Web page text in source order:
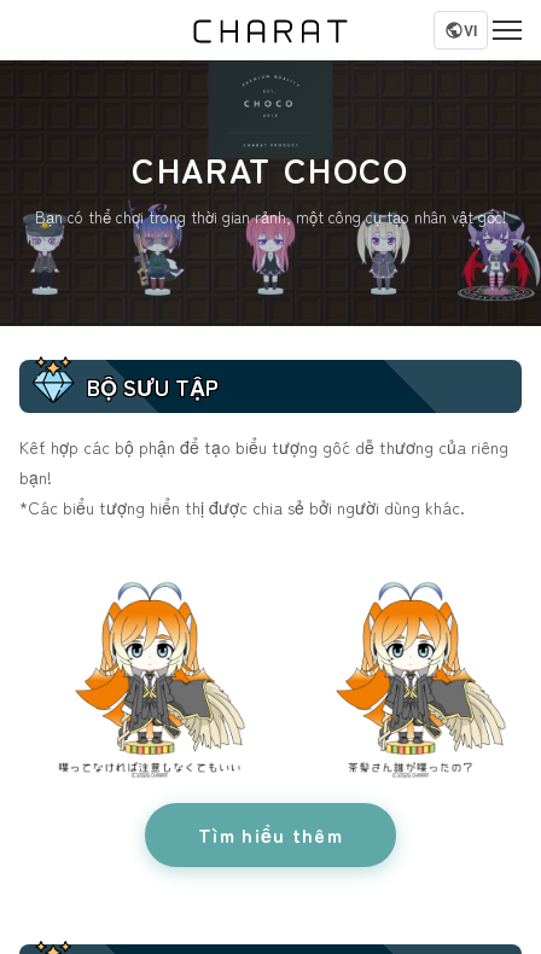
VI
CHARAT CHOCO
Bạn có thể chơi trong thời gian rảnh, một công cụ tạo nhân vật gốc!
BỘ SƯU TẬP
Kết hợp các bộ phận để tạo biểu tượng gốc dễ thương của riêng
bạn!
*Các biểu tượng hiển thị được chia sẻ bởi người dùng khác.
Tìm hiểu thêm